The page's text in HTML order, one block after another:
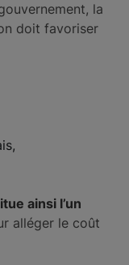
la
doit favoriser
ainsi l’un
alléger le coût